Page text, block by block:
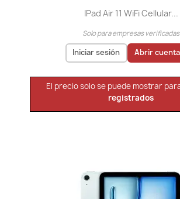
IPad Air 11 WiFi Cellular...
Solo para empresas verificadas
Iniciar sesión Abrir
El precio solo se puede mostrar
registrados